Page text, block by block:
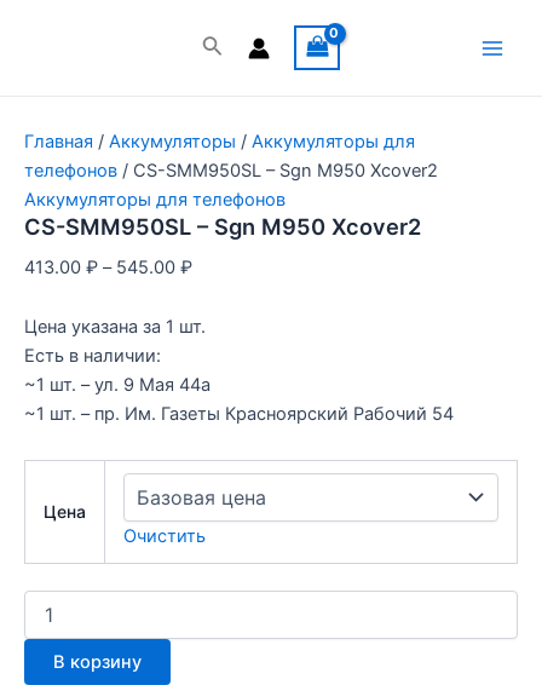
Поиск
Главная / Аккумуляторы / Аккумуляторы для
телефонов / CS-SMM950SL – Sgn M950 Xcover2
Аккумуляторы для телефонов
CS-SMM950SL – Sgn M950 Xcover2
413.00 ₽ – 545.00 ₽
Цена указана за 1 шт.
Есть в наличии:
~1 шт. – ул. 9 Мая 44а
~1 шт. – пр. Им. Газеты Красноярский Рабочий 54
Цена
Очистить
Количество
товара
CS-
SMM950SL
В корзину